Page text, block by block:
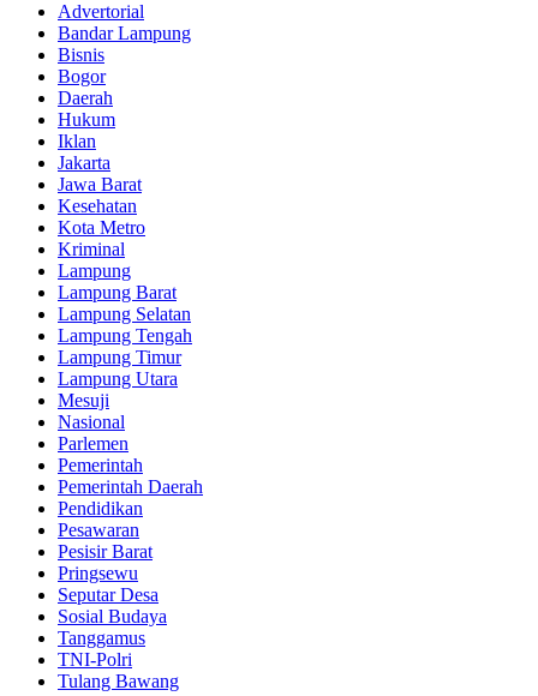
Advertorial
Bandar Lampung
Bisnis
Bogor
Daerah
Hukum
Iklan
Jakarta
Jawa Barat
Kesehatan
Kota Metro
Kriminal
Lampung
Lampung Barat
Lampung Selatan
Lampung Tengah
Lampung Timur
Lampung Utara
Mesuji
Nasional
Parlemen
Pemerintah
Pemerintah Daerah
Pendidikan
Pesawaran
Pesisir Barat
Pringsewu
Seputar Desa
Sosial Budaya
Tanggamus
TNI-Polri
Tulang Bawang